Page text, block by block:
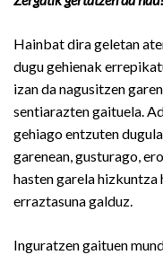
Hainbat dira geletan
dugu gehienak
izan da nagusitzen
sentiarazten gaituela.
gehiago entzuten
garenean, gusturago,
hasten garela
erraztasuna galduz.
Inguratzen gaituen